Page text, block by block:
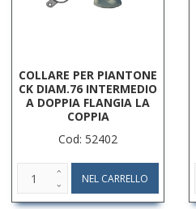
COLLARE PER PIANTONE
CK DIAM.76 INTERMEDIO
A DOPPIA FLANGIA LA
COPPIA
Cod: 52402